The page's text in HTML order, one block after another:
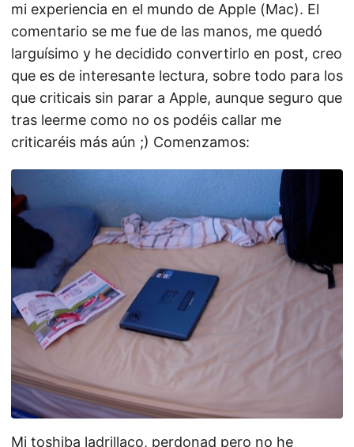
mi experiencia en el mundo de Apple (Mac). El
comentario se me fue de las manos, me quedó
larguísimo y he decidido convertirlo en post, creo
que es de interesante lectura, sobre todo para los
que criticais sin parar a Apple, aunque seguro que
tras leerme como no os podéis callar me
criticaréis más aún ;) Comenzamos:
Mi toshiba ladrillaco, perdonad pero no he